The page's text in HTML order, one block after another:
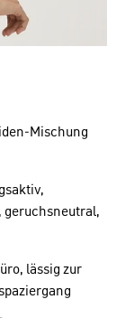
Mischung
geruchsneutral,
lässig zur